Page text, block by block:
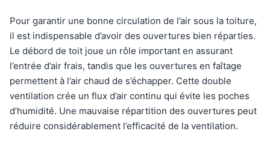
Pour garantir une bonne circulation de l’air sous la toiture,
il est indispensable d’avoir des ouvertures bien réparties.
Le débord de toit joue un rôle important en assurant
l’entrée d’air frais, tandis que les ouvertures en faîtage
permettent à l’air chaud de s’échapper. Cette double
ventilation crée un flux d’air continu qui évite les poches
d’humidité. Une mauvaise répartition des ouvertures peut
réduire considérablement l’efficacité de la ventilation.